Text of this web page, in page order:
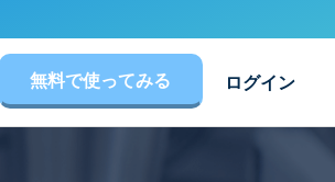
無料で使ってみる ログイン